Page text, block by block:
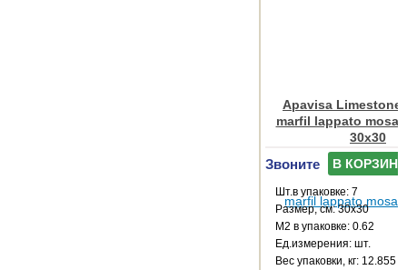
Apavisa Limestone
marfil lappato
30x30
Звоните В КОРЗИНУ
Шт.в упаковке: 7
Размер, см: 30x30
М2 в упаковке: 0.62
Ед.измерения: шт.
Веc упаковки, кг: 12.855